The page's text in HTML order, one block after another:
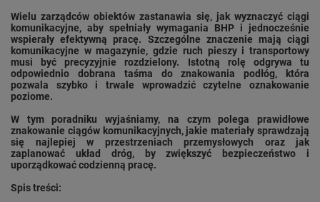
Wielu zarządców obiektów zastanawia się, jak wyznaczyć ciągi
komunikacyjne, aby spełniały wymagania BHP i jednocześnie
wspierały efektywną pracę. Szczególne znaczenie mają ciągi
komunikacyjne w magazynie, gdzie ruch pieszy i transportowy
musi być precyzyjnie rozdzielony. Istotną rolę odgrywa tu
odpowiednio dobrana taśma do znakowania podłóg, która
pozwala szybko i trwale wprowadzić czytelne oznakowanie
poziome.
W tym poradniku wyjaśniamy, na czym polega prawidłowe
znakowanie ciągów komunikacyjnych, jakie materiały sprawdzają
się najlepiej w przestrzeniach przemysłowych oraz jak
zaplanować układ dróg, by zwiększyć bezpieczeństwo i
uporządkować codzienną pracę.
Spis treści: